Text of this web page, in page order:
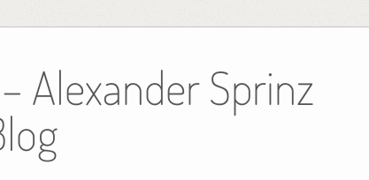
Alexander Sprinz